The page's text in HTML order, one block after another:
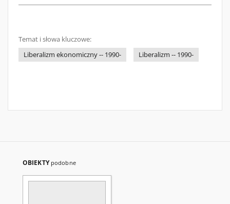
Temat i słowa kluczowe:
Liberalizm ekonomiczny -- 1990-
Liberalizm -- 1990-
OBIEKTY podobne